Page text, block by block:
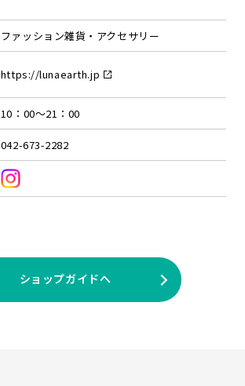
ファッション雑貨・アクセサリー
https://lunaearth.jp
10：00～21：00
042-673-2282
ショップガイドへ